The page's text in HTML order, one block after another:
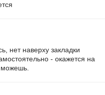
нет наверху закладки
- окажется на